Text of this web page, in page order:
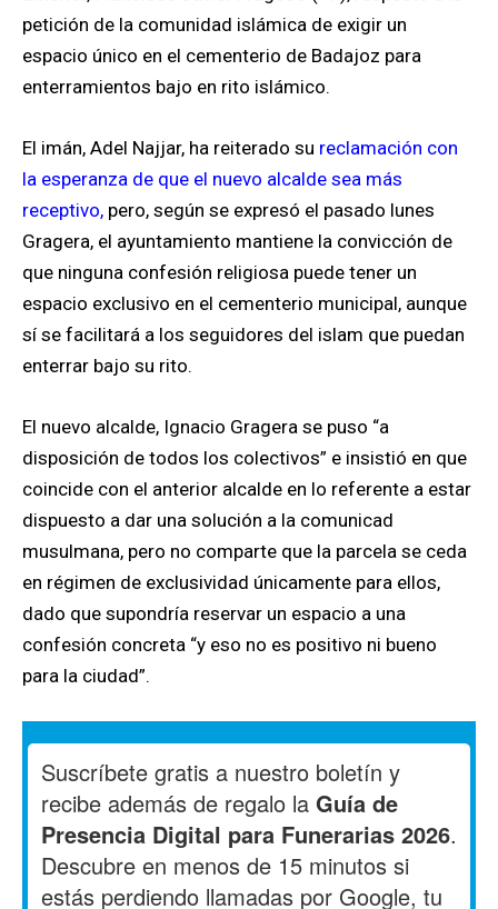
petición de la comunidad islámica de exigir un
espacio único en el cementerio de Badajoz para
enterramientos bajo en rito islámico.
El imán, Adel Najjar, ha reiterado su reclamación con
la esperanza de que el nuevo alcalde sea más
receptivo, pero, según se expresó el pasado lunes
Gragera, el ayuntamiento mantiene la convicción de
que ninguna confesión religiosa puede tener un
espacio exclusivo en el cementerio municipal, aunque
sí se facilitará a los seguidores del islam que puedan
enterrar bajo su rito.
El nuevo alcalde, Ignacio Gragera se puso “a
disposición de todos los colectivos” e insistió en que
coincide con el anterior alcalde en lo referente a estar
dispuesto a dar una solución a la comunicad
musulmana, pero no comparte que la parcela se ceda
en régimen de exclusividad únicamente para ellos,
dado que supondría reservar un espacio a una
confesión concreta “y eso no es positivo ni bueno
para la ciudad”.